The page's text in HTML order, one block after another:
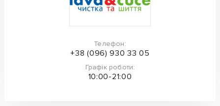
Телефон:
+38 (096) 930 33 05
Графік роботи:
10:00-21:00